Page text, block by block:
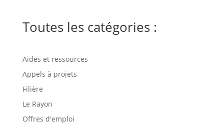
Toutes les catégories :
Aides et ressources
Appels à projets
Filière
Le Rayon
Offres d'emploi